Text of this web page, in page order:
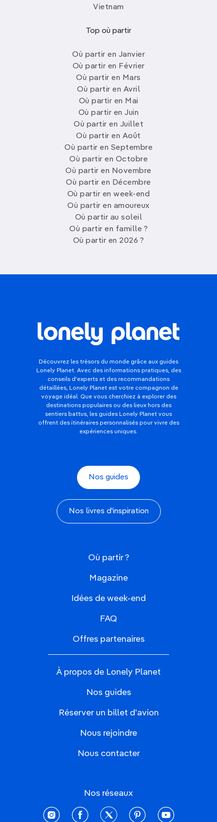
Vietnam
Top où partir
Où partir en Janvier
Où partir en Février
Où partir en Mars
Où partir en Avril
Où partir en Mai
Où partir en Juin
Où partir en Juillet
Où partir en Août
Où partir en Septembre
Où partir en Octobre
Où partir en Novembre
Où partir en Décembre
Où partir en week-end
Où partir en amoureux
Où partir au soleil
Où partir en famille ?
Où partir en 2026 ?
Découvrez les trésors du monde grâce aux guides
Lonely Planet. Avec des informations pratiques, des
conseils d'experts et des recommandations
détaillées, Lonely Planet est votre compagnon de
voyage idéal. Que vous cherchiez à explorer des
destinations populaires ou des lieux hors des
sentiers battus, les guides Lonely Planet vous
offrent des itinéraires personnalisés pour vivre des
expériences uniques.
Nos guides
Nos livres d'inspiration
Où partir ?
Magazine
Idées de week-end
FAQ
Offres partenaires
À propos de Lonely Planet
Nos guides
Réserver un billet d'avion
Nous rejoindre
Nous contacter
Nos réseaux
instagramfacebooktwitter pinterestyoutube